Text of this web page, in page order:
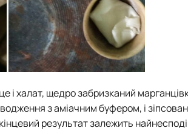
і халат, щедро забризканий
з аміачним буфером, і
кінцевий результат залежить